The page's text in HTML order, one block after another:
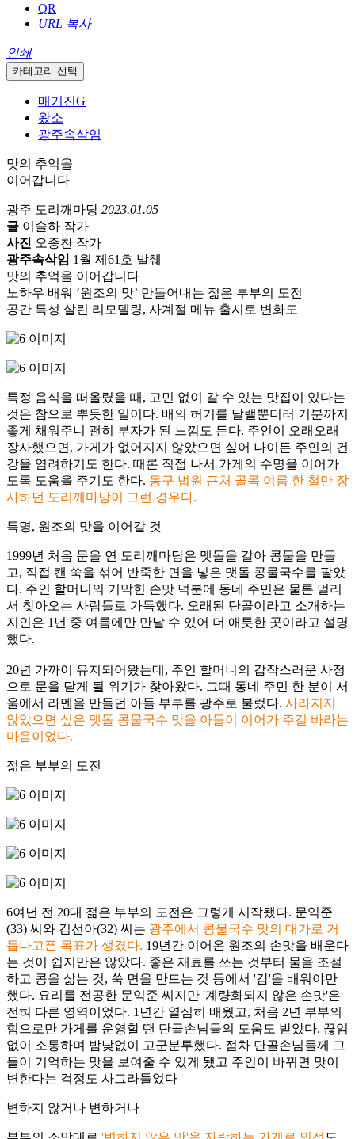
QR
URL 복사
인쇄
카테고리 선택
매거진G
왔소
광주속삭임
맛의 추억을
이어갑니다
광주 도리깨마당 2023.01.05
글 이슬하 작가
사진 오종찬 작가
광주속삭임 1월 제61호 발췌
맛의 추억을 이어갑니다
노하우 배워 ‘원조의 맛’ 만들어내는 젊은 부부의 도전
공간 특성 살린 리모델링, 사계절 메뉴 출시로 변화도
특정 음식을 떠올렸을 때, 고민 없이 갈 수 있는 맛집이 있다는
것은 참으로 뿌듯한 일이다. 배의 허기를 달랠뿐더러 기분까지
좋게 채워주니 괜히 부자가 된 느낌도 든다. 주인이 오래오래
장사했으면, 가게가 없어지지 않았으면 싶어 나이든 주인의 건
강을 염려하기도 한다. 때론 직접 나서 가게의 수명을 이어가
도록 도움을 주기도 한다. 동구 법원 근처 골목 여름 한 철만 장
사하던 도리깨마당이 그런 경우다.
특명, 원조의 맛을 이어갈 것
1999년 처음 문을 연 도리깨마당은 맷돌을 갈아 콩물을 만들
고, 직접 캔 쑥을 섞어 반죽한 면을 넣은 맷돌 콩물국수를 팔았
다. 주인 할머니의 기막힌 손맛 덕분에 동네 주민은 물론 멀리
서 찾아오는 사람들로 가득했다. 오래된 단골이라고 소개하는
지인은 1년 중 여름에만 만날 수 있어 더 애틋한 곳이라고 설명
했다.
20년 가까이 유지되어왔는데, 주인 할머니의 갑작스러운 사정
으로 문을 닫게 될 위기가 찾아왔다. 그때 동네 주민 한 분이 서
울에서 라멘을 만들던 아들 부부를 광주로 불렀다. 사라지지
않았으면 싶은 맷돌 콩물국수 맛을 아들이 이어가 주길 바라는
마음이었다.
젊은 부부의 도전
6여년 전 20대 젊은 부부의 도전은 그렇게 시작됐다. 문익준
(33) 씨와 김선아(32) 씨는 광주에서 콩물국수 맛의 대가로 거
듭나고픈 목표가 생겼다. 19년간 이어온 원조의 손맛을 배운다
는 것이 쉽지만은 않았다. 좋은 재료를 쓰는 것부터 물을 조절
하고 콩을 삶는 것, 쑥 면을 만드는 것 등에서 '감'을 배워야만
했다. 요리를 전공한 문익준 씨지만 '계량화되지 않은 손맛'은
전혀 다른 영역이었다. 1년간 열심히 배웠고, 처음 2년 부부의
힘으로만 가게를 운영할 땐 단골손님들의 도움도 받았다. 끊임
없이 소통하며 밤낮없이 고군분투했다. 점차 단골손님들께 그
들이 기억하는 맛을 보여줄 수 있게 됐고 주인이 바뀌면 맛이
변한다는 걱정도 사그라들었다
변하지 않거나 변하거나